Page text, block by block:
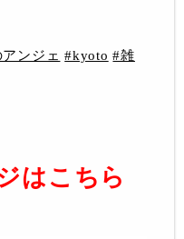
ンジェ #kyoto #雑
はこちら